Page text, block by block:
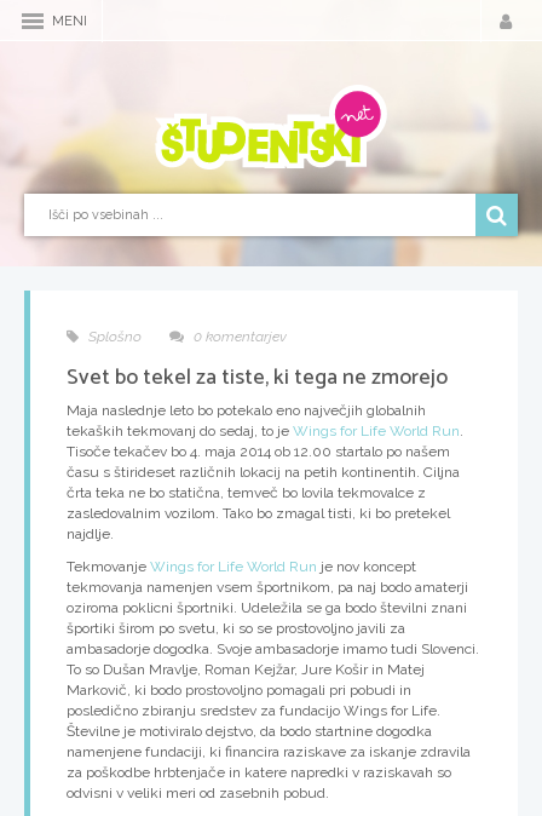
MENI
Splošno 0 komentarjev
Svet bo tekel za tiste, ki tega ne zmorejo
Maja naslednje leto bo potekalo eno največjih globalnih
tekaških tekmovanj do sedaj, to je Wings for Life World Run.
Tisoče tekačev bo 4. maja 2014 ob 12.00 startalo po našem
času s štirideset različnih lokacij na petih kontinentih. Ciljna
črta teka ne bo statična, temveč bo lovila tekmovalce z
zasledovalnim vozilom. Tako bo zmagal tisti, ki bo pretekel
najdlje.
Tekmovanje Wings for Life World Run je nov koncept
tekmovanja namenjen vsem športnikom, pa naj bodo amaterji
oziroma poklicni športniki. Udeležila se ga bodo številni znani
športiki širom po svetu, ki so se prostovoljno javili za
ambasadorje dogodka. Svoje ambasadorje imamo tudi Slovenci.
To so Dušan Mravlje, Roman Kejžar, Jure Košir in Matej
Markovič, ki bodo prostovoljno pomagali pri pobudi in
posledično zbiranju sredstev za fundacijo Wings for Life.
Številne je motiviralo dejstvo, da bodo startnine dogodka
namenjene fundaciji, ki financira raziskave za iskanje zdravila
za poškodbe hrbtenjače in katere napredki v raziskavah so
odvisni v veliki meri od zasebnih pobud.